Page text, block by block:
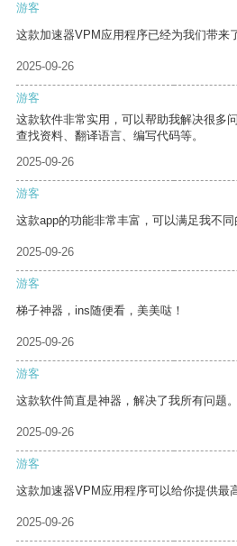
游客
这款加速器VPM应用程序已经为我们带来
2025-09-26
游客
这款软件非常实用，可以帮助我解决很多
查找资料、翻译语言、编写代码等。
2025-09-26
游客
这款app的功能非常丰富，可以满足我不同
2025-09-26
游客
梯子神器，ins随便看，美美哒！
2025-09-26
游客
这款软件简直是神器，解决了我所有问题。
2025-09-26
游客
这款加速器VPM应用程序可以给你提供最
2025-09-26